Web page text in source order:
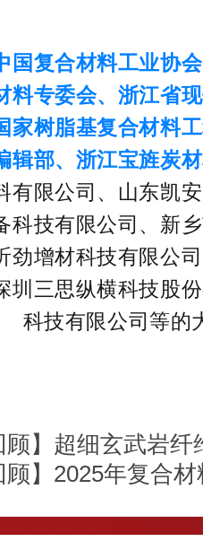
国复合材料工业协会
料专委会、 浙江省
家树脂基复合材料
辑部、 浙江宝旌炭
有限公司、 山东凯
科技有限公司、 新
劲增材科技有限公司
圳三思纵横科技股
科技有限公司等的
顾】超细玄武岩
顾】2025年复合